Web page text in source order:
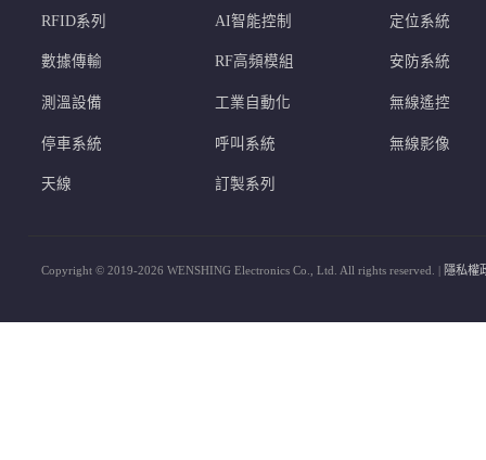
RFID系列 AI智能控制 定位系統
數據傳輸 RF高頻模組 安防系統
測溫設備 工業自動化 無線遙控
停車系統 呼叫系統 無線影像
天線 訂製系列
Copyright © 2019-2026 WENSHING Electronics Co., Ltd. All rights reserved. | 隱私權